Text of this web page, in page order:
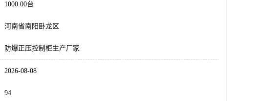
1000.00台
河南省南阳卧龙区
防爆正压控制柜生产厂家
2026-08-08
94